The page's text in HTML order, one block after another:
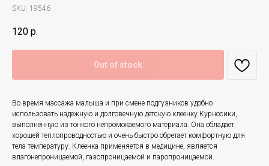
SKU: 19546
120 р.
Out of stock
Во время массажа малыша и при смене подгузников удобно
использовать надежную и долговечную детскую клеенку Курносики,
выполненную из тонкого непромокаемого материала. Она обладает
хорошей теплопроводностью и очень быстро обретает комфортную для
тела температуру. Клеенка применяется в медицине, является
влагонепроницаемой, газопроницаемой и паропроницаемой.